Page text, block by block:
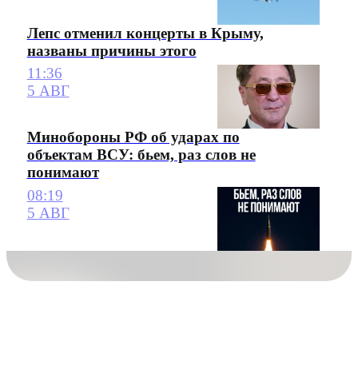
Лепс отменил концерты в Крыму,
названы причины этого
11:36
5 АВГ
Минобороны РФ об ударах по
объектам ВСУ: бьем, раз слов не
понимают
08:19
5 АВГ